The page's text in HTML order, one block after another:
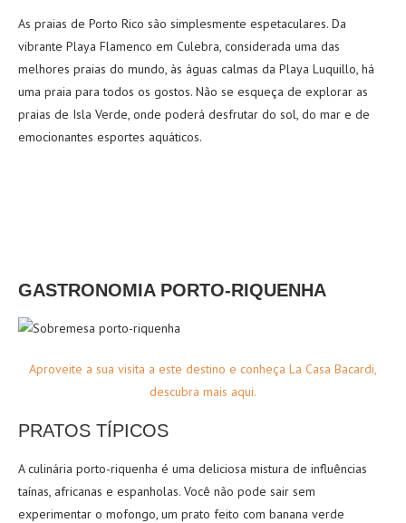
As praias de Porto Rico são simplesmente espetaculares. Da
vibrante Playa Flamenco em Culebra, considerada uma das
melhores praias do mundo, às águas calmas da Playa Luquillo, há
uma praia para todos os gostos. Não se esqueça de explorar as
praias de Isla Verde, onde poderá desfrutar do sol, do mar e de
emocionantes esportes aquáticos.
GASTRONOMIA PORTO-RIQUENHA
Aproveite a sua visita a este destino e conheça La Casa Bacardi,
descubra mais aqui.
PRATOS TÍPICOS
A culinária porto-riquenha é uma deliciosa mistura de influências
taínas, africanas e espanholas. Você não pode sair sem
experimentar o mofongo, um prato feito com banana verde